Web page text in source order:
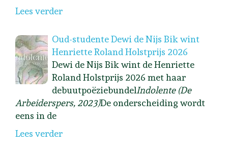
Lees verder
Oud-studente Dewi de Nijs Bik wint
Henriette Roland Holstprijs 2026
Dewi de Nijs Bik wint de Henriette
Roland Holstprijs 2026 met haar
debuutpoëziebundelIndolente (De
Arbeiderspers, 2023)De onderscheiding wordt
eens in de
Lees verder